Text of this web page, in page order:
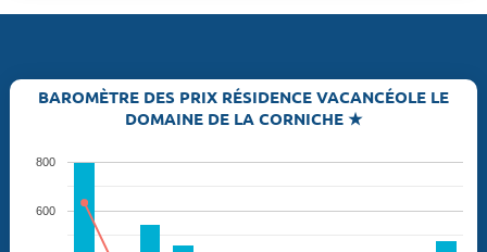
BAROMÈTRE DES PRIX RÉSIDENCE VACANCÉOLE LE
DOMAINE DE LA CORNICHE ★
600
800